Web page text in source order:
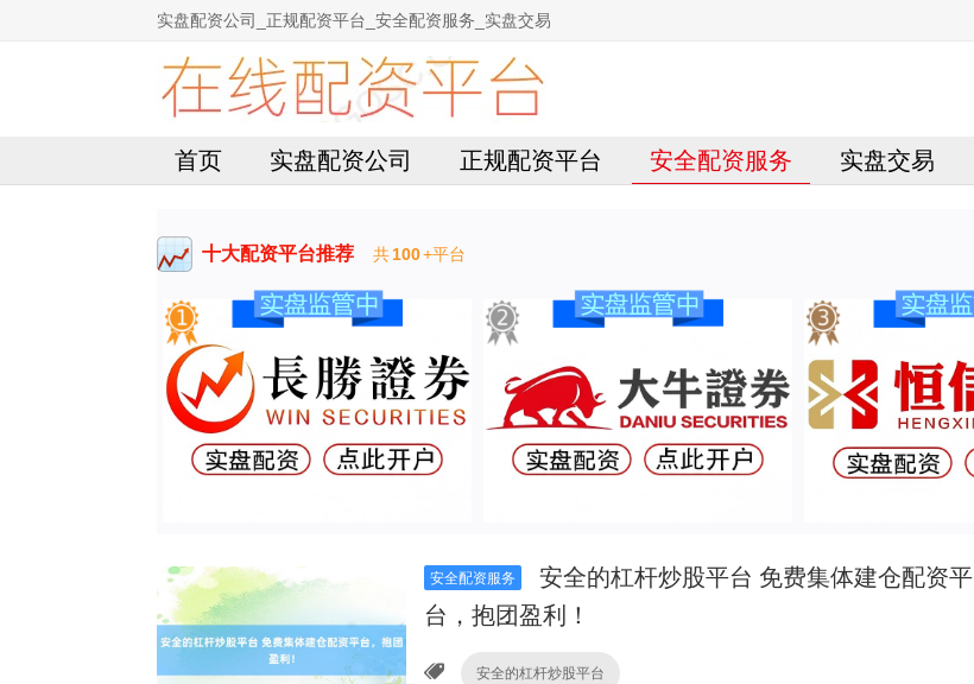
实盘配资公司_正规配资平台_安全配资服务_实盘交易
首页 实盘配资公司 正规配资平台 安全配资服务 实盘交易
十大配资平台推荐 共100+平台
安全配资服务
安全的杠杆炒股平台 免费集体建仓配资平
台，抱团盈利！
安全的杠杆炒股平台